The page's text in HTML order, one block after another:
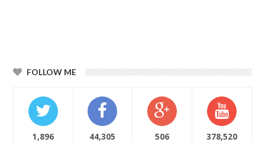
FOLLOW ME
1,896 44,305 506 378,520